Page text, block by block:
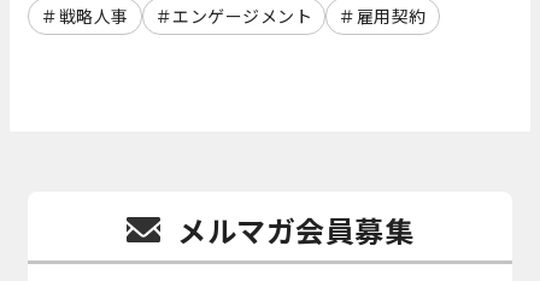
戦略人事
エンゲージメント 雇用契約
メルマガ会員募集